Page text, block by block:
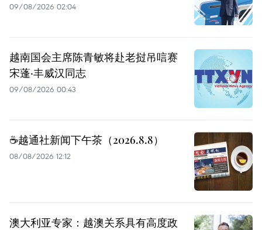
09/08/2026 02:04
越南国会主席陈青敏将赴老挝吊唁赛
宋蓬·丰威汉同志
09/08/2026 00:43
☕️越通社新闻下午茶（2026.8.8）
08/08/2026 12:12
澳大利亚专家：越澳关系具有高度政